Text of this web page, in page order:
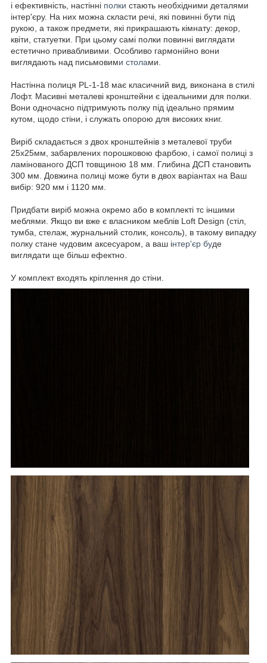
і ефективність, настінні полки стають необхідними деталями
інтер'єру. На них можна скласти речі, які повинні бути під
рукою, а також предмети, які прикрашають кімнату: декор,
квіти, статуетки. При цьому самі полки повинні виглядати
естетично привабливими. Особливо гармонійно вони
виглядають над письмовими столами.
Настінна полиця PL-1-18 має класичний вид, виконана в стилі
Лофт. Масивні металеві кронштейни є ідеальними для полки.
Вони одночасно підтримують полку під ідеально прямим
кутом, щодо стіни, і служать опорою для високих книг.
Виріб складається з двох кронштейнів з металевої труби
25х25мм, забарвлених порошковою фарбою, і самої полиці з
ламінованого ДСП товщиною 18 мм. Глибина ДСП становить
300 мм. Довжина полиці може бути в двох варіантах на Ваш
вибір: 920 мм і 1120 мм.
Придбати виріб можна окремо або в комплекті тс іншими
меблями. Якщо ви вже є власником меблів Loft Design (стіл,
тумба, стелаж, журнальний столик, консоль), в такому випадку
полку стане чудовим аксесуаром, а ваш інтер'єр буде
виглядати ще більш ефектно.
У комплект входять кріплення до стіни.